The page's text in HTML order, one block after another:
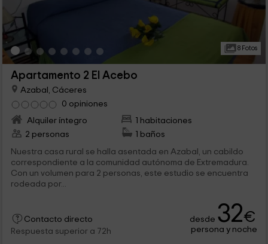
8 Fotos
Apartamento 2 El Acebo
Azabal, Cáceres
0 opiniones
Alquiler íntegro
1 habitaciones
2 personas
1 baños
Nuestra casa rural se halla asentada en Azabal, un cabildo
correspondiente a la comunidad autónoma de Extremadura.
Con un volumen para 2 personas, este estudio se encuentra
rodeada por...
Contacto directo
Respuesta superior a 72h
desde 32€
persona y noche